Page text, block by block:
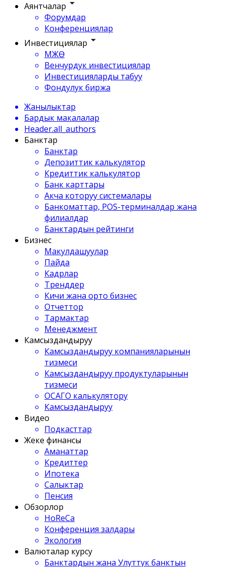
Аянтчалар
Форумдар
Конференциялар
Инвестициялар
МЖӨ
Венчурдук инвестициялар
Инвестицияларды табуу
Фондулук биржа
Жанылыктар
Бардык макалалар
Header.all_authors
Банктар
Банктар
Депозиттик калькулятор
Кредиттик калькулятор
Банк карттары
Акча которуу системалары
Банкоматтар, POS-терминалдар жана
филиалдар
Банктардын рейтинги
Бизнес
Макулдашуулар
Пайда
Кадрлар
Тренддер
Кичи жана орто бизнес
Отчеттор
Тармактар
Менеджмент
Камсыздандыруу
Камсыздандыруу компанияларынын
тизмеси
Камсыздандыруу продуктуларынын
тизмеси
ОСАГО калькулятору
Камсыздандыруу
Видео
Подкасттар
Жеке финансы
Аманаттар
Кредиттер
Ипотека
Салыктар
Пенсия
Обзорлор
HoReCa
Конференция залдары
Экология
Валюталар курсу
Банктардын жана Улуттук банктын